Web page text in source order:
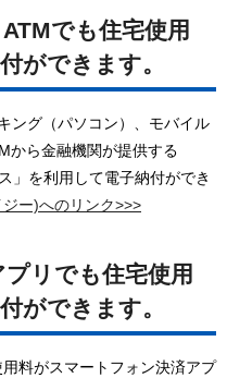
でも住宅使用
ができます。
ング（パソコン）、モバイル
から金融機関が提供する
」を利用して電子納付ができ
ー)へのリンク>>>
リでも住宅使用
ができます。
料がスマートフォン決済アプ